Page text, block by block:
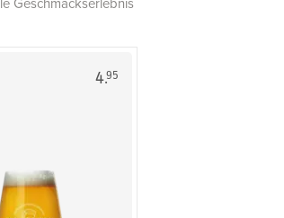
4.95